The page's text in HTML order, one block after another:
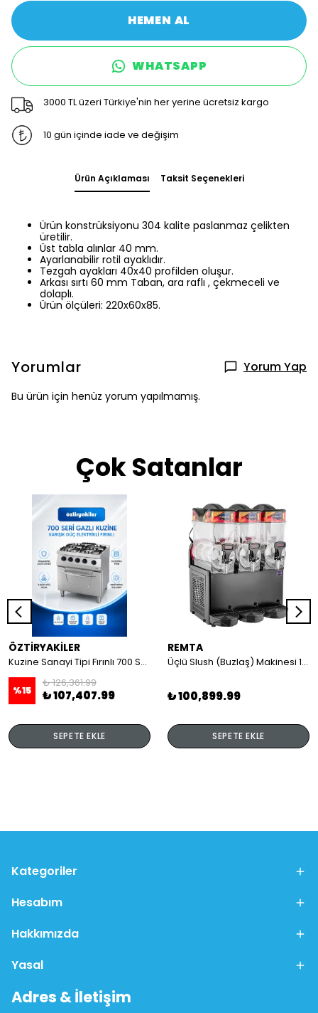
HEMEN AL
WHATSAPP
3000 TL üzeri Türkiye'nin her yerine ücretsiz kargo
10 gün içinde iade ve değişim
Ürün Açıklaması Taksit Seçenekleri
Ürün konstrüksiyonu 304 kalite paslanmaz çelikten
üretilir.
Üst tabla alınlar 40 mm.
Ayarlanabilir rotil ayaklıdır.
Tezgah ayakları 40x40 profilden oluşur.
Arkası sırtı 60 mm Taban, ara raflı , çekmeceli ve
dolaplı.
Ürün ölçüleri: 220x60x85.
Yorumlar Yorum Yap
Bu ürün için henüz yorum yapılmamış.
Çok Satanlar
ÖZTİRYAKİLER
Kuzine Sanayi Tipi Fırınlı 700 Seri Gazlı 4 Açık Ateş 80x70x85 (Lp)-2X6Kw+2X7,5Kw+6Kw Elektrikli Fırın
%15
₺ 126,361.99
₺ 107,407.99
SEPETE EKLE
REMTA
Üçlü Slush (Buzlaş) Makinesi 12+12+12 lt
₺ 100,899.99
SEPETE EKLE
Kategoriler
Hesabım
Hakkımızda
Yasal
Adres & İletişim